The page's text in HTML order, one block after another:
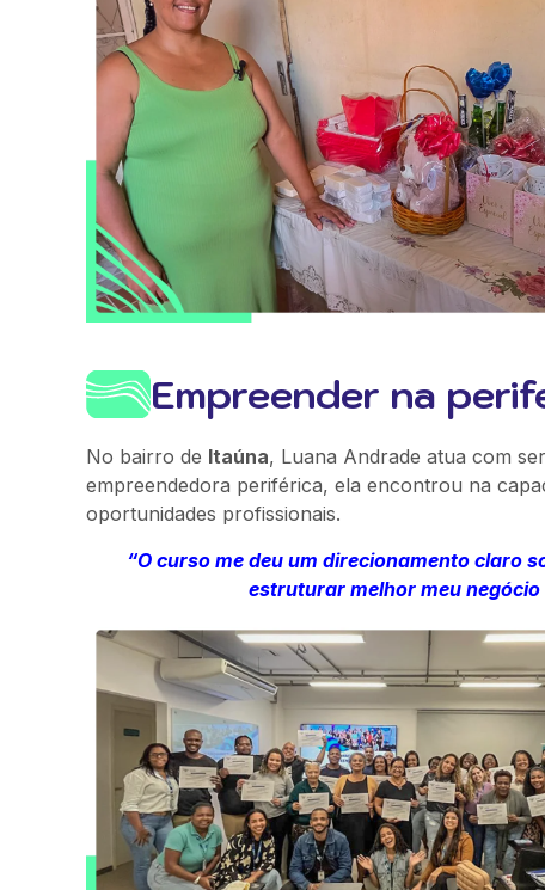
Empreender na
No bairro de Itaúna, Luana Andrade atua com
empreendedora periférica, ela encontrou na
oportunidades profissionais.
“O curso me deu um direcionamento claro
estruturar melhor meu